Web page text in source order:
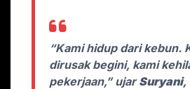
“Kami hidup dari kebun.
dirusak begini, kami
pekerjaan,” ujarSuryani,